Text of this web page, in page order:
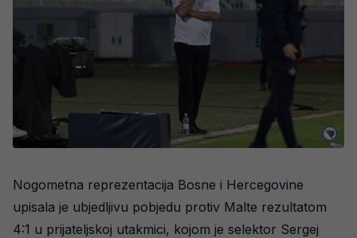
Nogometna reprezentacija Bosne i Hercegovine
upisala je ubjedljivu pobjedu protiv Malte rezultatom
4:1 u prijateljskoj utakmici, kojom je selektor Sergej